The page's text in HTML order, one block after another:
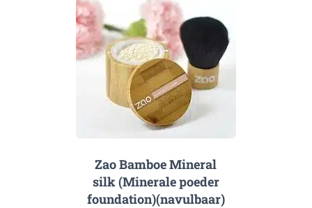
Zao Bamboe Mineral
silk (Minerale poeder
foundation)(navulbaar)